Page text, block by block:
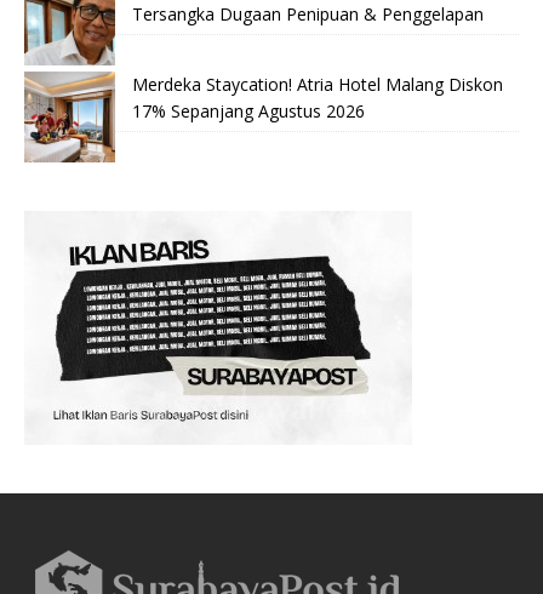
Tersangka Dugaan Penipuan & Penggelapan
Merdeka Staycation! Atria Hotel Malang Diskon
17% Sepanjang Agustus 2026